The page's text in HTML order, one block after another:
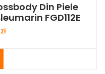
Din Piele
FGD112E
zł
Now